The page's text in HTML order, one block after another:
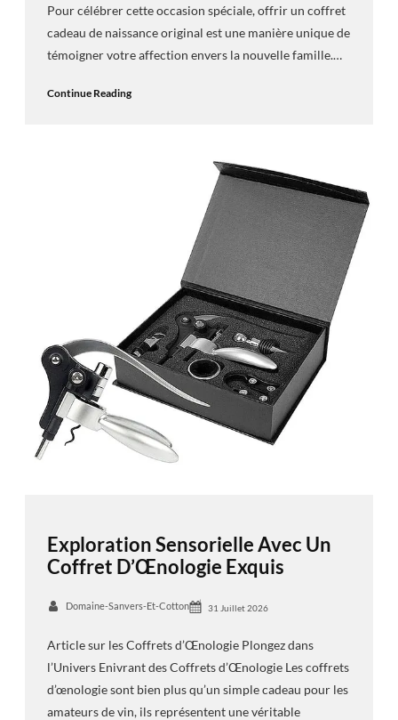
Pour célébrer cette occasion spéciale, offrir un coffret
cadeau de naissance original est une manière unique de
témoigner votre affection envers la nouvelle famille.…
Continue Reading
Exploration Sensorielle Avec Un
Coffret D’Œnologie Exquis
Domaine-Sanvers-Et-Cotton 31 Juillet 2026
Article sur les Coffrets d’Œnologie Plongez dans
l’Univers Enivrant des Coffrets d’Œnologie Les coffrets
d’œnologie sont bien plus qu’un simple cadeau pour les
amateurs de vin, ils représentent une véritable